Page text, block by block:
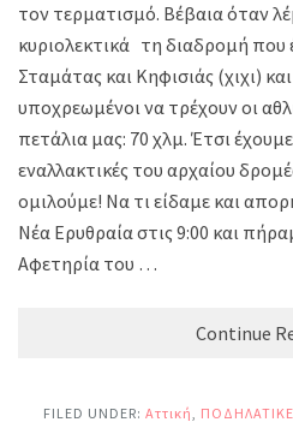
τον τερματισμό. Βέβαια όταν
κυριολεκτικά τη διαδρομή που
Σταμάτας και Κηφισιάς (χιχι)
υποχρεωμένοι να τρέχουν οι
πετάλια μας: 70 χλμ. Έτσι
εναλλακτικές του αρχαίου
ομιλούμε! Να τι είδαμε και
Νέα Ερυθραία στις 9:00 και
Αφετηρία του …
Continue
FILED UNDER: Αττική,